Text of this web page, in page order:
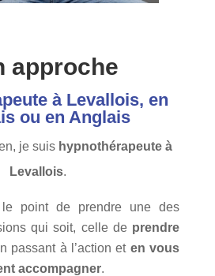
approche
à Levallois, en
ou en Anglais
je suis hypnothérapeute à
Levallois.
point de prendre une des
qui soit, celle de prendre
passant à l’action et en vous
accompagner.